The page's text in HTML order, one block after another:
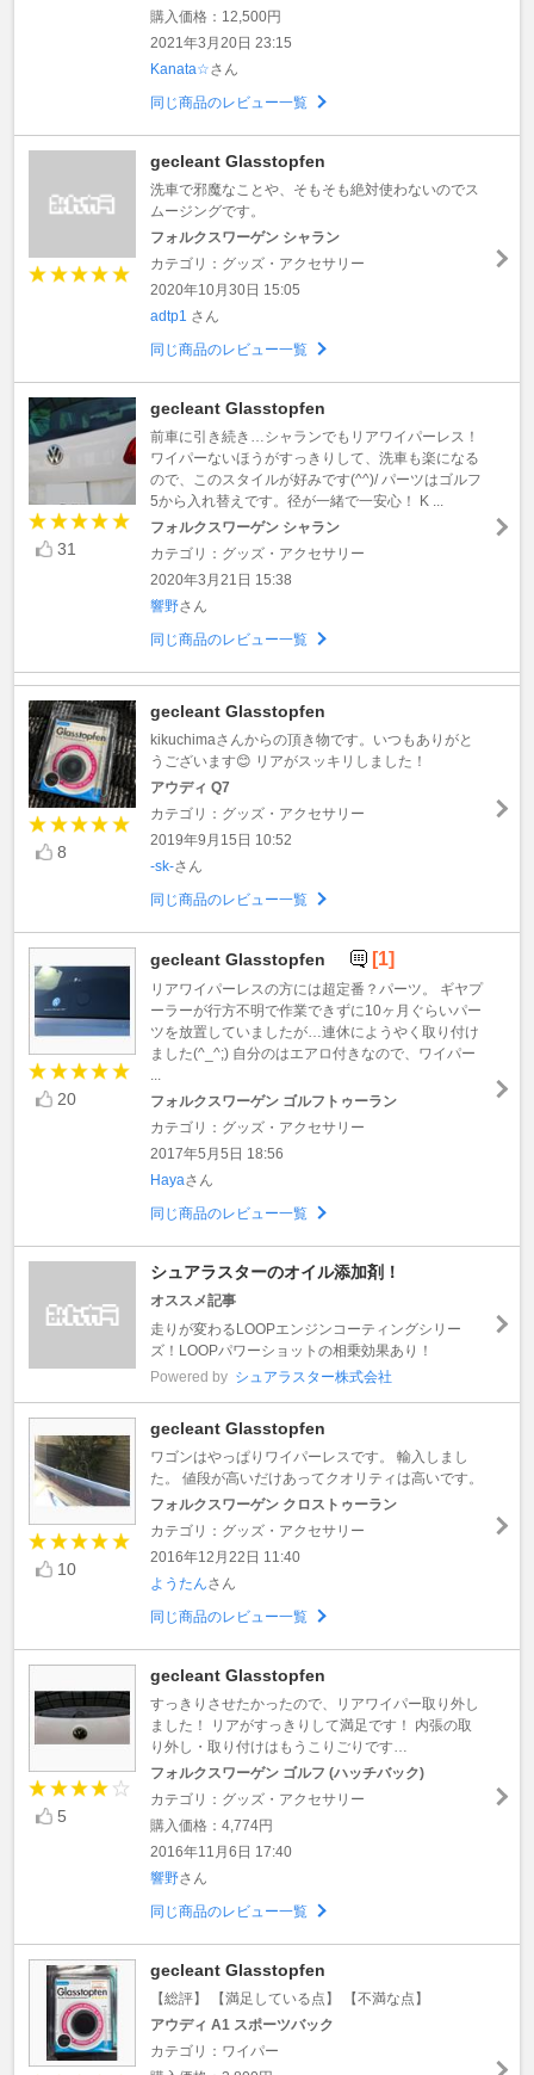
購入価格：12,500円
2021年3月20日 23:15
Kanata☆さん
同じ商品のレビュー一覧
gecleant Glasstopfen
洗車で邪魔なことや、そもそも絶対使わないのでス
ムージングです。
フォルクスワーゲン シャラン
カテゴリ：グッズ・アクセサリー
2020年10月30日 15:05
adtp1 さん
同じ商品のレビュー一覧
31
gecleant Glasstopfen
前車に引き続き…シャランでもリアワイパーレス！
ワイパーないほうがすっきりして、洗車も楽になる
ので、このスタイルが好みです(^^)/ パーツはゴルフ
5から入れ替えです。径が一緒で一安心！ K ...
フォルクスワーゲン シャラン
カテゴリ：グッズ・アクセサリー
2020年3月21日 15:38
響野さん
同じ商品のレビュー一覧
8
gecleant Glasstopfen
kikuchimaさんからの頂き物です。いつもありがと
うございます😊 リアがスッキリしました！
アウディ Q7
カテゴリ：グッズ・アクセサリー
2019年9月15日 10:52
-sk-さん
同じ商品のレビュー一覧
20
gecleant Glasstopfen [1]
リアワイパーレスの方には超定番？パーツ。 ギヤプ
ーラーが行方不明で作業できずに10ヶ月ぐらいパー
ツを放置していましたが…連休にようやく取り付け
ました(^_^;) 自分のはエアロ付きなので、ワイパー
フォルクスワーゲン ゴルフトゥーラン
カテゴリ：グッズ・アクセサリー
2017年5月5日 18:56
Hayaさん
同じ商品のレビュー一覧
シュアラスターのオイル添加剤！
オススメ記事
走りが変わるLOOPエンジンコーティングシリー
ズ！LOOPパワーショットの相乗効果あり！
Powered by シュアラスター株式会社
10
gecleant Glasstopfen
ワゴンはやっぱりワイパーレスです。 輸入しまし
た。 値段が高いだけあってクオリティは高いです。
フォルクスワーゲン クロストゥーラン
カテゴリ：グッズ・アクセサリー
2016年12月22日 11:40
ようたんさん
同じ商品のレビュー一覧
5
gecleant Glasstopfen
すっきりさせたかったので、リアワイパー取り外し
ました！ リアがすっきりして満足です！ 内張の取
り外し・取り付けはもうこりごりです…
フォルクスワーゲン ゴルフ (ハッチバック)
カテゴリ：グッズ・アクセサリー
購入価格：4,774円
2016年11月6日 17:40
響野さん
同じ商品のレビュー一覧
gecleant Glasstopfen
【総評】 【満足している点】 【不満な点】
アウディ A1 スポーツバック
カテゴリ：ワイパー